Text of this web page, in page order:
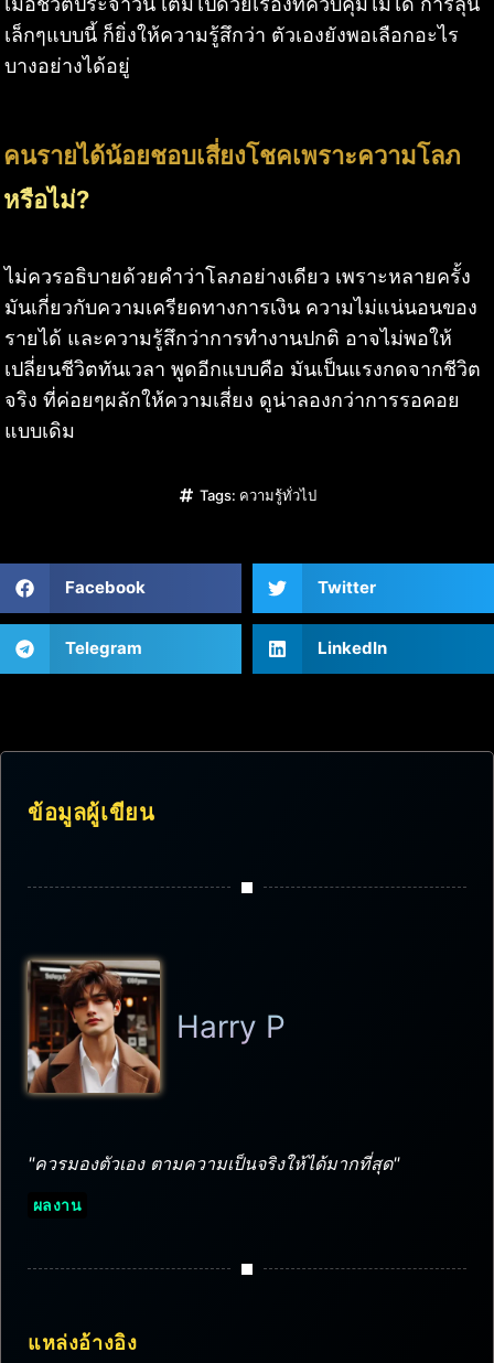
เล็กๆแบบนี้ ก็ยิ่งให้ความรู้สึกว่า ตัวเองยังพอเลือกอะไร
บางอย่างได้อยู่
คนรายได้น้อยชอบเสี่ยงโชคเพราะความโลภ
หรือไม่?
ไม่ควรอธิบายด้วยคำว่าโลภอย่างเดียว เพราะหลายครั้ง
มันเกี่ยวกับความเครียดทางการเงิน ความไม่แน่นอนของ
รายได้ และความรู้สึกว่าการทำงานปกติ อาจไม่พอให้
เปลี่ยนชีวิตทันเวลา พูดอีกแบบคือ มันเป็นแรงกดจากชีวิต
จริง ที่ค่อยๆผลักให้ความเสี่ยง ดูน่าลองกว่าการรอคอย
แบบเดิม
Tags: ความรู้ทั่วไป
Facebook Twitter
Telegram LinkedIn
ข้อมูลผู้เขียน
Harry P
"ควรมองตัวเอง ตามความเป็นจริงให้ได้มากที่สุด"
ผลงาน
แหล่งอ้างอิง